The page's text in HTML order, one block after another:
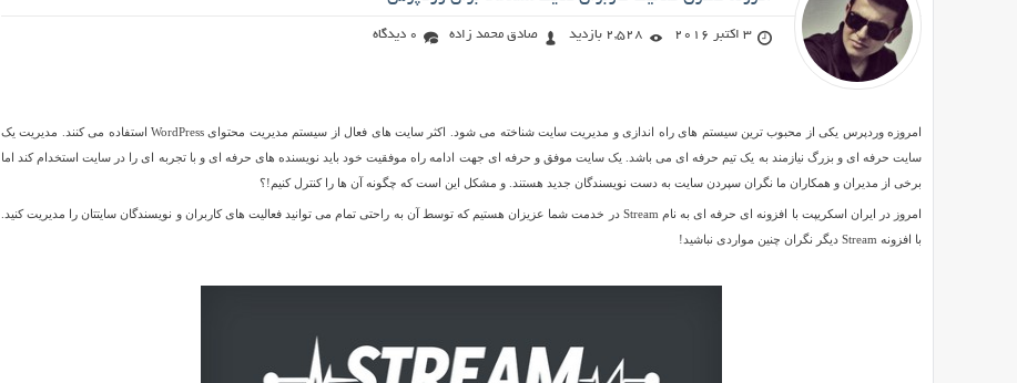
3 اکتبر 2016 2,528 بازدید صادق محمد زاده 0 دیدگاه
سایت
Stream
امروزه وردپرس یکی از محبوب ترین سیستم های راه اندازی و مدیریت سایت شناخته می شود. اکثر سایت های فعال از سیستم مدیریت محتوای WordPress استفاده می کنند. مدیریت یک
سایت حرفه ای و بزرگ نیازمند به یک تیم حرفه ای می باشد. یک سایت موفق و حرفه ای جهت ادامه راه موفقیت خود باید نویسنده های حرفه ای و با تجربه ای را در سایت استخدام کند اما
برخی از مدیران و همکاران ما نگران سپردن سایت به دست نویسندگان جدید هستند. و مشکل این است که چگونه آن ها را کنترل کنیم!؟
امروز در ایران اسکریپت با افزونه ای حرفه ای به نام Stream در خدمت شما عزیزان هستیم که توسط آن به راحتی تمام می توانید فعالیت های کاربران و نویسندگان سایتتان را مدیریت کنید.
با افزونه Stream دیگر نگران چنین مواردی نباشید!